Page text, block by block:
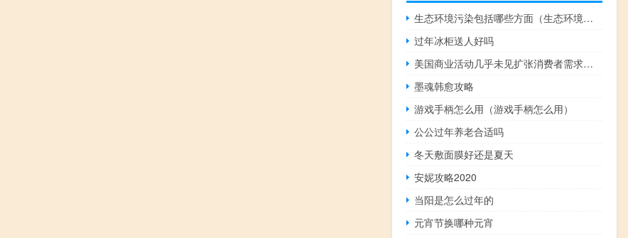
生态环境污染包括哪些方面（生态环境污染）
过年冰柜送人好吗
美国商业活动几乎未见扩张消费者需求疲软所致
墨魂韩愈攻略
游戏手柄怎么用（游戏手柄怎么用）
公公过年养老合适吗
冬天敷面膜好还是夏天
安妮攻略2020
当阳是怎么过年的
元宵节换哪种元宵